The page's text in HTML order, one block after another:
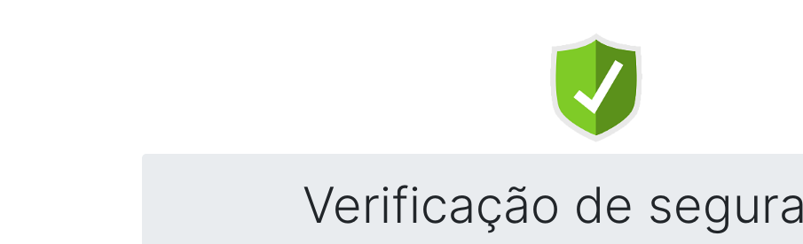
Verificação de